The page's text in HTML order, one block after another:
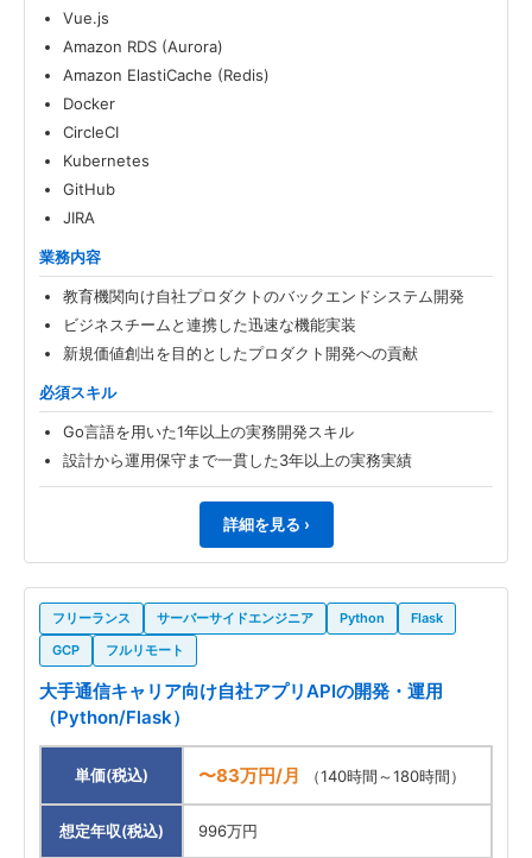
Vue.js
Amazon RDS (Aurora)
Amazon ElastiCache (Redis)
Docker
CircleCI
Kubernetes
GitHub
JIRA
業務内容
教育機関向け自社プロダクトのバックエンドシステム開発
ビジネスチームと連携した迅速な機能実装
新規価値創出を目的としたプロダクト開発への貢献
必須スキル
Go言語を用いた1年以上の実務開発スキル
設計から運用保守まで一貫した3年以上の実務実績
詳細を見る ›
フリーランス サーバーサイドエンジニア Python
Flask
GCP
フルリモート
大手通信キャリア向け自社アプリAPIの開発・運用
（Python/Flask）
単価(税込) 〜83万円/月 （140時間～180時間）
想定年収(税込) 996万円